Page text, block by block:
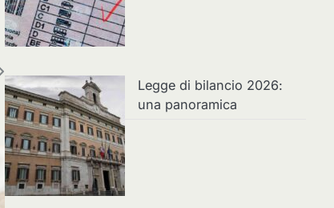
Legge di bilancio 2026:
una panoramica